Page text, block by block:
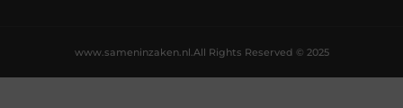
All Rights Reserved © 2025
www.sameninzaken.nl.